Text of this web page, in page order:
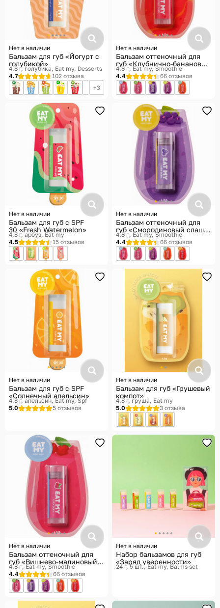
Нет в наличии
Бальзам для губ «Йогурт с
голубикой»
4.8 г, голубика Eat my, Desserts
4.7
102 отзыва
3
Нет в наличии
Бальзам оттеночный для
губ «Клубнично-банановый
смузи», тон Бежево-
розовый нюд
4.8 г Eat my, Smoothie
4.4
66 отзывов
Нет в наличии
Бальзам для губ c SPF
30 «Fresh Watermelon»
4.8 г, арбуз Eat my
4.5
15 отзывов
Нет в наличии
Бальзам оттеночный для
губ «Смородиновый слаш»,
тон Темно-лиловый
4.8 г Eat my, Smoothie
4.4
66 отзывов
Нет в наличии
Бальзам для губ с SPF
«Солнечный апельсин»
4.8 г, апельсин Eat my, Spf
5.0
5 отзывов
Нет в наличии
Бальзам для губ «Грушевый
компот»
4.8 г, груша Eat my
5.0
3 отзыва
Нет в наличии
Бальзам оттеночный для
губ «Вишнево-малиновый
слаш», тон вишнево-
малиновый
4.8 г Eat my, Smoothie
4.4
66 отзывов
Нет в наличии
Набор бальзамов для губ
«Заряд уверенности»
24 г, 5 шт. Eat my, Balms set